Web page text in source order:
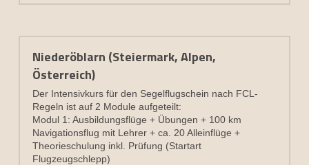
Niederöblarn (Steiermark, Alpen,
Österreich)
Der Intensivkurs für den Segelflugschein nach FCL-
Regeln ist auf 2 Module aufgeteilt:
Modul 1: Ausbildungsflüge + Übungen + 100 km
Navigationsflug mit Lehrer + ca. 20 Alleinflüge +
Theorieschulung inkl. Prüfung (Startart
Flugzeugschlepp)